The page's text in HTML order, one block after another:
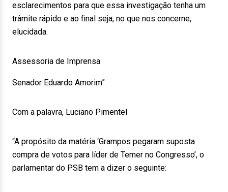
esclarecimentos para que essa investigação tenha um
trâmite rápido e ao final seja, no que nos concerne,
elucidada.
Assessoria de Imprensa
Senador Eduardo Amorim”
Com a palavra, Luciano Pimentel
“A propósito da matéria ‘Grampos pegaram suposta
compra de votos para líder de Temer no Congresso’, o
parlamentar do PSB tem a dizer o seguinte: